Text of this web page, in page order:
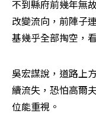
不到縣府前幾年無
改變流向，前陣子
基幾乎全部掏空，
吳宏謀說，道路上
續流失，恐怕高爾
位能重視。